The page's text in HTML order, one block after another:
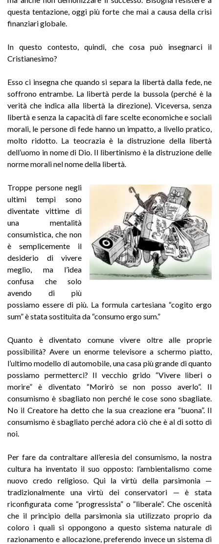
questa tentazione, oggi più forte che mai a causa della crisi
finanziari globale.
In questo contesto, quindi, che cosa può insegnarci il
Cristianesimo?
Esso ci insegna che quando si separa la libertà dalla fede, ne
soffrono entrambe. La libertà perde la bussola (perché è la
verità che indica alla libertà la direzione). Viceversa, senza
libertà e senza la capacità di fare scelte economiche e sociali
morali, le persone di fede hanno un impatto, a livello pratico,
molto ridotto. La teocrazia è la distruzione della libertà
dell’uomo in nome di Dio. Il libertinismo è la distruzione delle
norme morali nel nome della libertà.
Troppe persone negli
ultimi tempi sono
diventate vittime di
una mentalità
consumistica, che non
è semplicemente il
desiderio di vivere
meglio, ma l’idea
confusa che solo
avendo di più
possiamo essere di più. La formula cartesiana “cogito ergo
sum” è stata sostituita da “consumo ergo sum.”
Quanto è diventato comune vivere oltre alle proprie
possibilità? Avere un enorme televisore a schermo piatto,
l’ultimo modello di automobile, una casa più grande di quanto
possiamo permetterci? Il vecchio grido “Vivere liberi o
morire” è diventato “Morirò se non posso averlo”. Il
consumismo è sbagliato non perché le cose sono sbagliate.
No il Creatore ha detto che la sua creazione era “buona”. Il
consumismo è sbagliato perché adora ciò che è al di sotto di
noi.
Per fare da contraltare all’eresia del consumismo, la nostra
cultura ha inventato il suo opposto: l’ambientalismo come
nuovo credo religioso. Qui la virtù della parsimonia —
tradizionalmente una virtù dei conservatori — è stata
riconfigurata come “progressista” o “liberale”. Che oscenità
che il principio della parsimonia sia utilizzato proprio da
coloro i quali si oppongono a questo sistema naturale di
razionamento e allocazione, preferendo invece un sistema di